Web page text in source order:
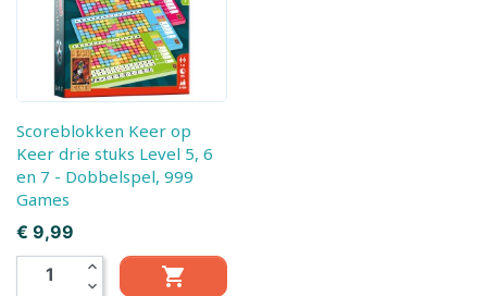
Scoreblokken Keer op
Keer drie stuks Level 5, 6
en 7 - Dobbelspel, 999
Games
Prijs
€ 9,99
expand_less
expand_more
